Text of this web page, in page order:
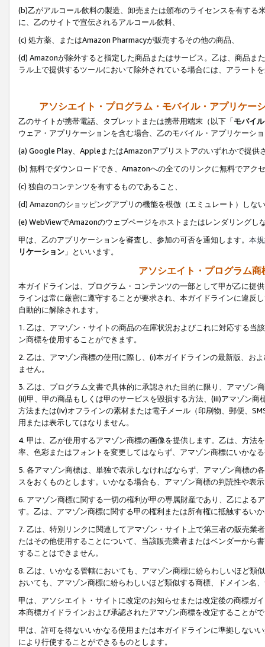
(b)乙がアルコール飲料の製造、卸売または頒布のライセンスを有す
に、乙のサイトで宣伝されるアルコール飲料、
(c) 処方薬、またはAmazon Pharmacyが販売するその他の商品、
(d) Amazonが除外すると指定した商品またはサービス。乙は、商品ま
ラル上で提供するツールにおいて除外されている場合には、アラート
アソシエイト・プログラム・モバイル・アプリケー
乙のサイトが携帯電話、タブレットまたは携帯用端末（以下「モバイ
ウェア・アプリケーションを含む場合、乙のモバイル・アプリケーシ
(a) Google Play、AppleまたはAmazonアプリストアのいずれかで提供
(b) 無料でダウンロードでき、Amazonへの全てのリンクに無料でアク
(c) 独自のコンテンツを有するものであること、
(d) Amazonのショッピングアプリの機能を模倣（エミュレート）しな
(e) WebViewでAmazonのウェブページをホストまたはレンダリングし
甲は、乙のアプリケーションを審査し、参加の可否を通知します。 本
リケーション 」といいます。
アソシエイト・プログラム
本ガイドラインは、プログラム・コンテンツの一部として甲が乙に提
ラインは常に厳密に遵守することが要求され、本ガイドラインに違反
自動的に解除されます。
1. 乙は、アマゾン・サイトの商品の在庫状況およびこれに対応する
ン商標を使用することができます。
2. 乙は、アマゾン商標の使用に際し、(i)本ガイドラインの最新版、お
ません。
3. 乙は、プログラム文書で具体的に承認された目的に限り、アマゾン
(ii)甲、甲の商品もしくは甲のサービスを毀損する方法、(iii)アマゾン
方法または(iv)オフラインの素材または電子メール（印刷物、郵便、
用または表示してはなりません。
4. 甲は、乙が使用するアマゾン商標の画像を提供します。乙は、方
率、色彩またはフォントを変更してはならず、アマゾン商標にいかな
5. 各アマゾン商標は、単独で表示しなければならず、アマゾン商標
スをおくものとします。いかなる場合も、アマゾン商標の判読性や表
6. アマゾン商標に関する一切の権利が甲の専属財産であり、乙による
す。乙は、アマゾン商標に関する甲の権利または所有権に抵触するい
7. 乙は、特別リンクに関連してアマゾン・サイト上で第三者の販売
たはその他使用することについて、当該販売業者またはベンダーから
することはできません。
8. 乙は、いかなる管轄においても、アマゾン商標に紛らわしいほど類
おいても、アマゾン商標に紛らわしいほど類似する商標、ドメイン名
甲は、アソシエイト・サイトに改定のお知らせまたは改定後の商標ガ
本商標ガイドラインおよび承認されたアマゾン商標を改定することが
甲は、許可を得ないいかなる使用または本ガイドラインに準拠しない
により行使することができるものとします。